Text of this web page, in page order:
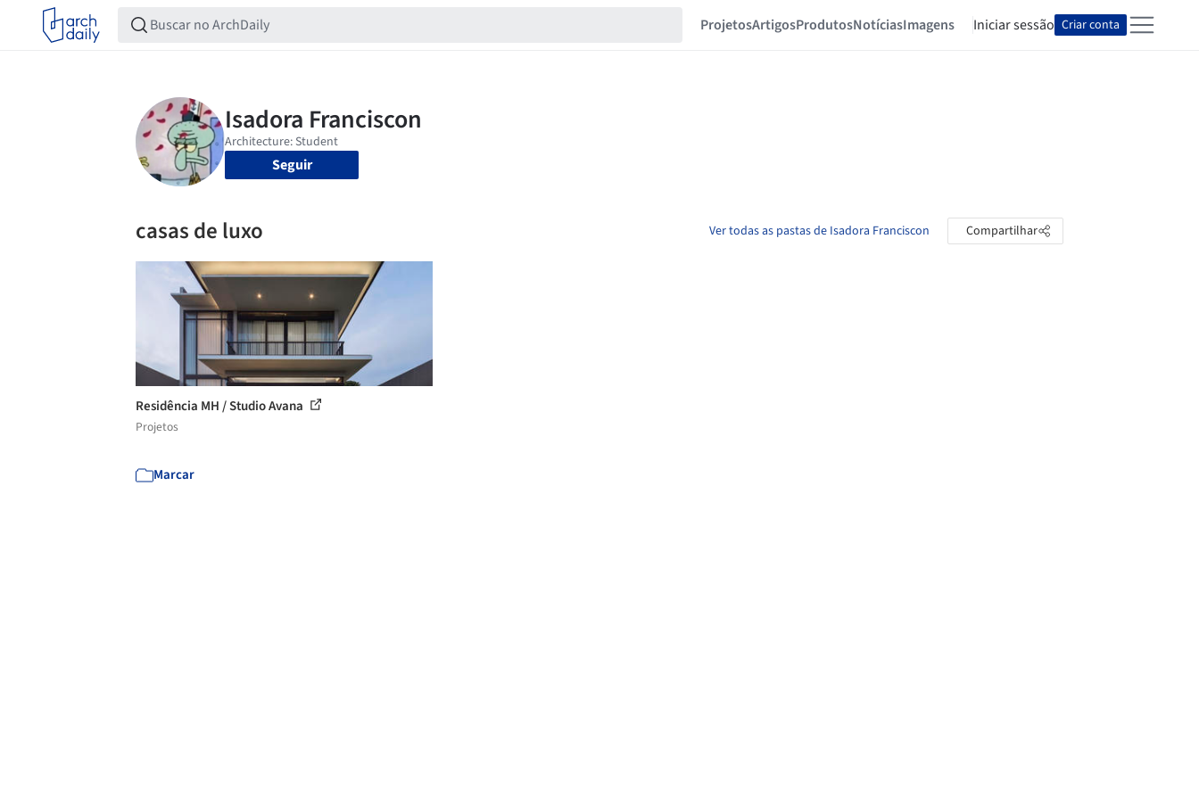
ProjetosArtigosProdutosNotíciasImagens Iniciar sessão Criar conta
Seguir
casas de luxo Ver todas as pastas de Isadora Franciscon Compartilhar
Residência MH / Studio Avana
Projetos
Marcar